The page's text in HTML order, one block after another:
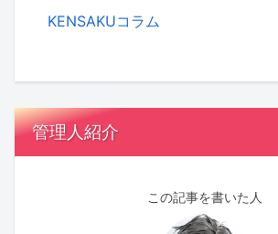
KENSAKUコラム
管理人紹介
この記事を書いた人